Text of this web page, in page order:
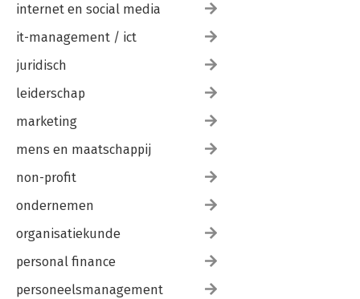
internet en social media
it-management / ict
juridisch
leiderschap
marketing
mens en maatschappij
non-profit
ondernemen
organisatiekunde
personal finance
personeelsmanagement